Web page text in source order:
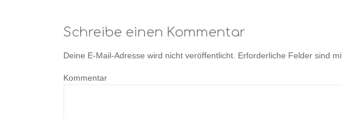
Schreibe einen Kommentar
Deine E-Mail-Adresse wird nicht veröffentlicht. Erforderliche Felder sind
Kommentar